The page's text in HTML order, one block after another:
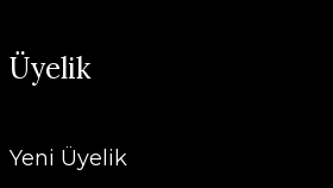
Üyelik
Yeni Üyelik